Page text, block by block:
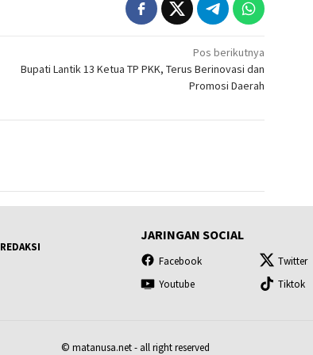
Pos berikutnya
Bupati Lantik 13 Ketua TP PKK, Terus Berinovasi dan
Promosi Daerah
REDAKSI
JARINGAN SOCIAL
Facebook Twitter
Youtube
Tiktok
© matanusa.net - all right reserved